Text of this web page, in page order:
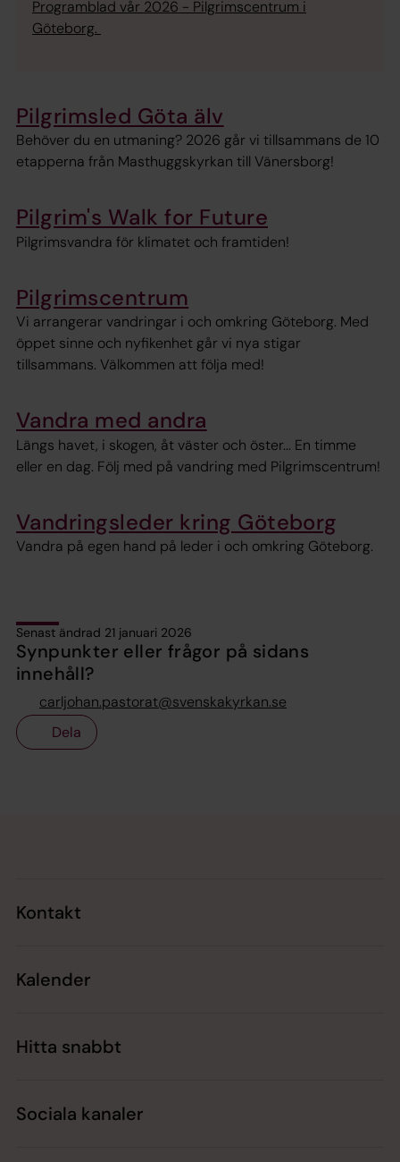
Programblad vår 2026 - Pilgrimscentrum i
Göteborg.
Pilgrimsled Göta älv
Behöver du en utmaning? 2026 går vi tillsammans de 10
etapperna från Masthuggskyrkan till Vänersborg!
Pilgrim's Walk for Future
Pilgrimsvandra för klimatet och framtiden!
Pilgrimscentrum
Vi arrangerar vandringar i och omkring Göteborg. Med
öppet sinne och nyfikenhet går vi nya stigar
tillsammans. Välkommen att följa med!
Vandra med andra
Längs havet, i skogen, åt väster och öster... En timme
eller en dag. Följ med på vandring med Pilgrimscentrum!
Vandringsleder kring Göteborg
Vandra på egen hand på leder i och omkring Göteborg.
Senast ändrad 21 januari 2026
Synpunkter eller frågor på sidans
innehåll?
carljohan.pastorat@svenskakyrkan.se
Dela
Kontakt
Kalender
Hitta snabbt
Sociala kanaler